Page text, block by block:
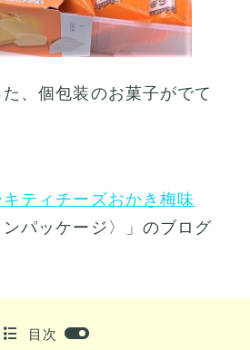
、個包装のお菓子がでて
ティチーズおかき梅味
ンパッケージ〉」のブログ
目次